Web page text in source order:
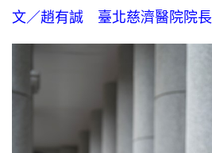
文／趙有誠 臺北慈濟醫院院長